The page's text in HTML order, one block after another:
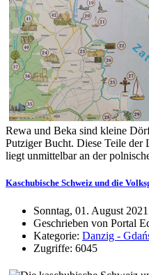
Rewa und Beka sind kleine
Putziger Bucht. Diese Teile
liegt unmittelbar an der
Kaschubische Schweiz und die
Sonntag, 01. August
Geschrieben von Portal
Kategorie: Danzig -
Zugriffe: 6045